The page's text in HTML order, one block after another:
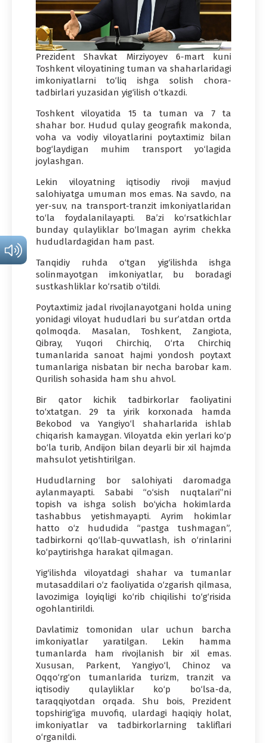
Prezident Shavkat Mirziyoyev 6-mart kuni
Toshkent viloyatining tuman va shaharlaridagi
imkoniyatlarni to‘liq ishga solish chora-
tadbirlari yuzasidan yig‘ilish o‘tkazdi.
Toshkent viloyatida 15 ta tuman va 7 ta
shahar bor. Hudud qulay geografik makonda,
voha va vodiy viloyatlarini poytaxtimiz bilan
bog‘laydigan muhim transport yo‘lagida
joylashgan.
Lekin viloyatning iqtisodiy rivoji mavjud
salohiyatga umuman mos emas. Na savdo, na
yer-suv, na transport-tranzit imkoniyatlaridan
to‘la foydalanilayapti. Ba’zi ko‘rsatkichlar
bunday qulayliklar bo‘lmagan ayrim chekka
hududlardagidan ham past.
Tanqidiy ruhda o‘tgan yig‘ilishda ishga
solinmayotgan imkoniyatlar, bu boradagi
sustkashliklar ko‘rsatib o‘tildi.
Poytaxtimiz jadal rivojlanayotgani holda uning
yonidagi viloyat hududlari bu sur’atdan ortda
qolmoqda. Masalan, Toshkent, Zangiota,
Qibray, Yuqori Chirchiq, O‘rta Chirchiq
tumanlarida sanoat hajmi yondosh poytaxt
tumanlariga nisbatan bir necha barobar kam.
Qurilish sohasida ham shu ahvol.
Bir qator kichik tadbirkorlar faoliyatini
to‘xtatgan. 29 ta yirik korxonada hamda
Bekobod va Yangiyo‘l shaharlarida ishlab
chiqarish kamaygan. Viloyatda ekin yerlari ko‘p
bo‘la turib, Andijon bilan deyarli bir xil hajmda
mahsulot yetishtirilgan.
Hududlarning bor salohiyati daromadga
aylanmayapti. Sababi “o‘sish nuqtalari”ni
topish va ishga solish bo‘yicha hokimlarda
tashabbus yetishmayapti. Ayrim hokimlar
hatto o‘z hududida “pastga tushmagan”,
tadbirkorni qo‘llab-quvvatlash, ish o‘rinlarini
ko‘paytirishga harakat qilmagan.
Yig‘ilishda viloyatdagi shahar va tumanlar
mutasaddilari o‘z faoliyatida o‘zgarish qilmasa,
lavozimiga loyiqligi ko‘rib chiqilishi to‘g‘risida
ogohlantirildi.
Davlatimiz tomonidan ular uchun barcha
imkoniyatlar yaratilgan. Lekin hamma
tumanlarda ham rivojlanish bir xil emas.
Xususan, Parkent, Yangiyo‘l, Chinoz va
Oqqo‘rg‘on tumanlarida turizm, tranzit va
iqtisodiy qulayliklar ko‘p bo‘lsa-da,
taraqqiyotdan orqada. Shu bois, Prezident
topshirig‘iga muvofiq, ulardagi haqiqiy holat,
imkoniyatlar va tadbirkorlarning takliflari
o‘rganildi.